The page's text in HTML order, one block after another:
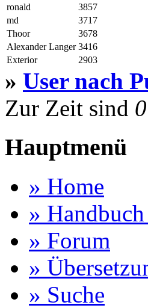
ronald
3857
md
3717
Thoor
3678
Alexander Langer 3416
Exterior
2903
» User nach
Zur Zeit sind
Hauptmenü
» Home
»
» Forum
»
» Suche